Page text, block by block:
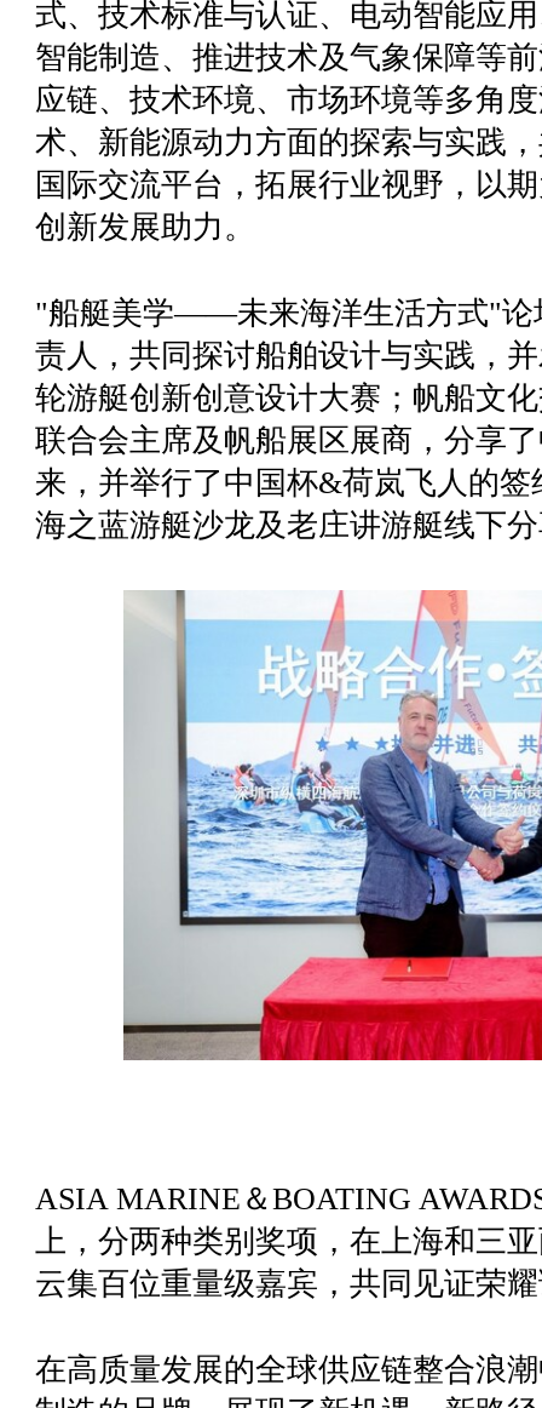
式、技术标准与认证、电动智能应
智能制造、推进技术及气象保障等
应链、技术环境、市场环境等多角
术、新能源动力方面的探索与实践
国际交流平台，拓展行业视野，以
创新发展助力。
"船艇美学——未来海洋生活方式"论
责人，共同探讨船舶设计与实践，
轮游艇创新创意设计大赛；帆船文
联合会主席及帆船展区展商，分享
来，并举行了中国杯&荷岚飞人的
海之蓝游艇沙龙及老庄讲游艇线下
ASIA MARINE＆BOATING
上，分两种类别奖项，在上海和三
云集百位重量级嘉宾，共同见证荣
在高质量发展的全球供应链整合浪